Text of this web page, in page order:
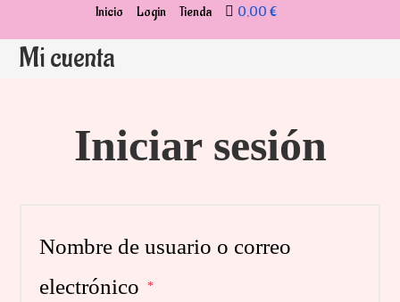
contenido
Inicio Login Tienda 0,00 €
Mi cuenta
Iniciar sesión
Nombre de usuario o correo
electrónico
*